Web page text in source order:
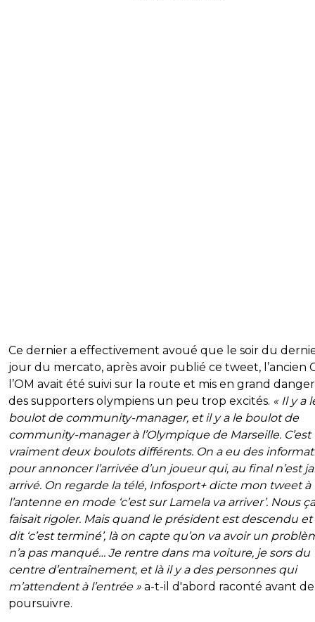
Ce dernier a effectivement avoué que le soir du
jour du mercato, après avoir publié ce tweet, l’ancien
l’OM avait été suivi sur la route et mis en grand
des supporters olympiens un peu trop excités. « Il y a
boulot de community-manager, et il y a le boulot de
community-manager à l’Olympique de Marseille. C’est
vraiment deux boulots différents. On a eu des
pour annoncer l’arrivée d’un joueur qui, au final n’est
arrivé. On regarde la télé, Infosport+ dicte mon tweet à
l’antenne en mode ‘c’est sur Lamela va arriver’. Nous
faisait rigoler. Mais quand le président est descendu
dit ‘c’est terminé’, là on capte qu’on va avoir un
n’a pas manqué… Je rentre dans ma voiture, je sors du
centre d’entraînement, et là il y a des personnes qui
m’attendent à l’entrée » a-t-il d'abord raconté avant de
poursuivre.